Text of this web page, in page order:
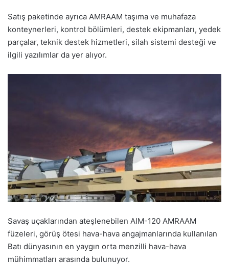
Satış paketinde ayrıca AMRAAM taşıma ve muhafaza
konteynerleri, kontrol bölümleri, destek ekipmanları, yedek
parçalar, teknik destek hizmetleri, silah sistemi desteği ve
ilgili yazılımlar da yer alıyor.
Savaş uçaklarından ateşlenebilen AIM-120 AMRAAM
füzeleri, görüş ötesi hava-hava angajmanlarında kullanılan
Batı dünyasının en yaygın orta menzilli hava-hava
mühimmatları arasında bulunuyor.